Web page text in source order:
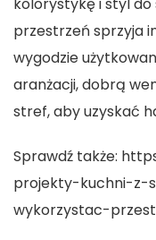
kolorystykę i styl
przestrzeń sprzyja
wygodzie
aranżacji, dobrą
stref, aby uzyskać
Sprawdź także:
projekty-kuchni-z-
wykorzystac-